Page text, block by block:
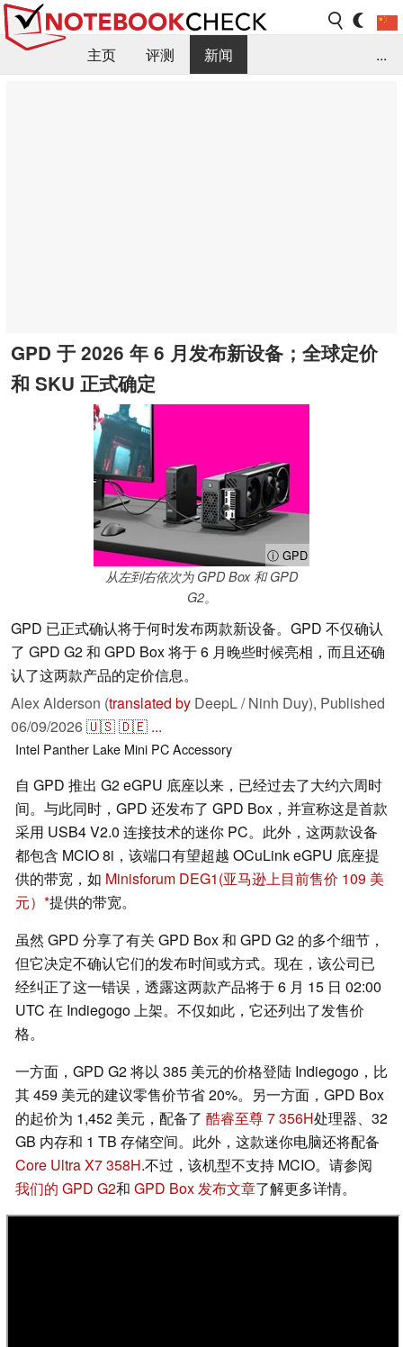
主页 评测
新闻
...
GPD 于 2026 年 6 月发布新设备；全球定价
和 SKU 正式确定
ⓘ GPD
从左到右依次为 GPD Box 和 GPD
G2。
GPD 已正式确认将于何时发布两款新设备。GPD 不仅确认
了 GPD G2 和 GPD Box 将于 6 月晚些时候亮相，而且还确
认了这两款产品的定价信息。
Alex Alderson (translated by DeepL / Ninh Duy), Published
06/09/2026🇺🇸🇩🇪 ...
Intel Panther Lake Mini PCAccessory
自 GPD 推出 G2 eGPU 底座以来，已经过去了大约六周时
间。与此同时，GPD 还发布了 GPD Box，并宣称这是首款
采用 USB4 V2.0 连接技术的迷你 PC。此外，这两款设备
都包含 MCIO 8i，该端口有望超越 OCuLink eGPU 底座提
供的带宽，如 Minisforum DEG1(亚马逊上目前售价 109 美
元）
提供的带宽。
虽然 GPD 分享了有关 GPD Box 和 GPD G2 的多个细节，
但它决定不确认它们的发布时间或方式。现在，该公司已
经纠正了这一错误，透露这两款产品将于 6 月 15 日 02:00
UTC 在 Indiegogo 上架。不仅如此，它还列出了发售价
格。
一方面，GPD G2 将以 385 美元的价格登陆 Indiegogo，比
其 459 美元的建议零售价节省 20%。另一方面，GPD Box
的起价为 1,452 美元，配备了 酷睿至尊 7 356H处理器、32
GB 内存和 1 TB 存储空间。此外，这款迷你电脑还将配备
Core Ultra X7 358H.不过，该机型不支持 MCIO。请参阅
我们的 GPD G2和 GPD Box 发布文章了解更多详情。